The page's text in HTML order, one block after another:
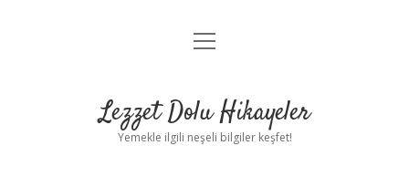
Anasayfa
Yasal Uyarı
menüyü
Lezzet Dolu Hikayeler
Yemekle ilgili neşeli bilgiler keşfet!